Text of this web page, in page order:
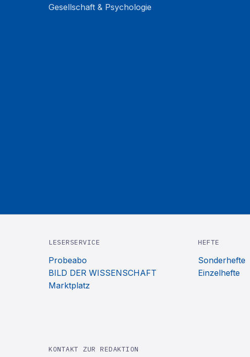
Gesellschaft & Psychologie
LESERSERVICE
Probeabo
BILD DER WISSENSCHAFT
Marktplatz
HEFTE
Sonderhefte
Einzelhefte
KONTAKT ZUR REDAKTION